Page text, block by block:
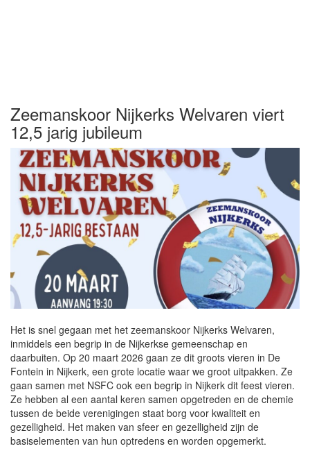
Zeemanskoor Nijkerks Welvaren viert
12,5 jarig jubileum
Het is snel gegaan met het zeemanskoor Nijkerks Welvaren,
inmiddels een begrip in de Nijkerkse gemeenschap en
daarbuiten. Op 20 maart 2026 gaan ze dit groots vieren in De
Fontein in Nijkerk, een grote locatie waar we groot uitpakken. Ze
gaan samen met NSFC ook een begrip in Nijkerk dit feest vieren.
Ze hebben al een aantal keren samen opgetreden en de chemie
tussen de beide verenigingen staat borg voor kwaliteit en
gezelligheid. Het maken van sfeer en gezelligheid zijn de
basiselementen van hun optredens en worden opgemerkt.